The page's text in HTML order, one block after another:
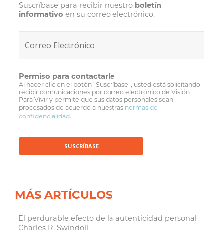
Suscríbase para recibir nuestro boletín
informativo en su correo electrónico.
Permiso para contactarle
Al hacer clic en el botón “Suscríbase”, usted está solicitando
recibir comunicaciones por correo electrónico de Visión
Para Vivir y permite que sus datos personales sean
procesados de acuerdo a nuestras normas de
confidencialidad.
MÁS ARTÍCULOS
El perdurable efecto de la autenticidad personal
Charles R. Swindoll